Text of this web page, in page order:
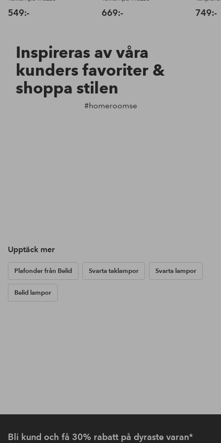
549:- 669:- 749:-
Inspireras av våra
kunders favoriter &
shoppa stilen
#homeroomse
Upptäck mer
Plafonder från Belid Svarta taklampor Svarta lampor
Belid lampor
Bli kund och få 30% rabatt på dyraste varan*